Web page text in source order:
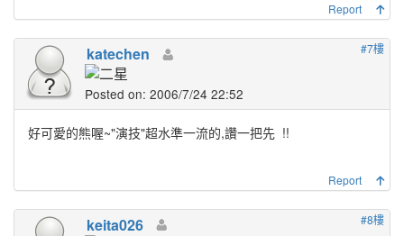
Report
#7樓
katechen
Posted on: 2006/7/24 22:52
好可愛的熊喔~"演技"超水準一流的,讚一把先 !!
Report
#8樓
keita026